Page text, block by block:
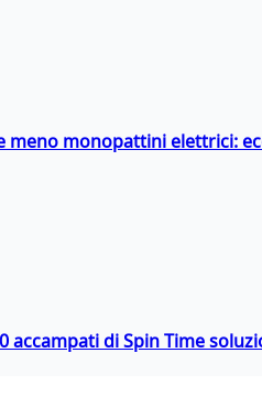
meno monopattini elettrici:
accampati di Spin Time